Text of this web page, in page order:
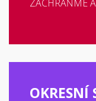
ZACHRAŇME
OKRESNÍ